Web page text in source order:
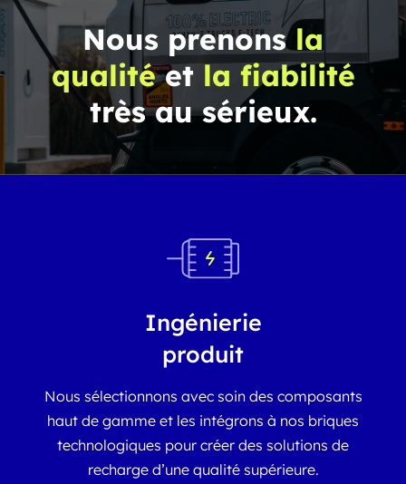
Nous prenonsla
qualitéetla fiabilité
très au sérieux.
Ingénierie
produit
Nous sélectionnons avec soin des composants
haut de gamme et les intégrons à nos briques
technologiques pour créer des solutions de
recharge d’une qualité supérieure.